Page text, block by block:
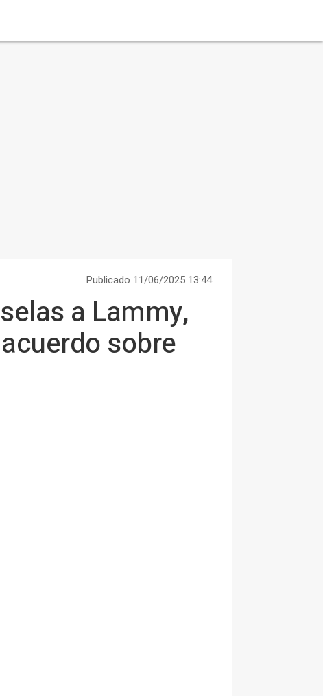
Publicado 11/06/2025 13:44
a Lammy,
sobre